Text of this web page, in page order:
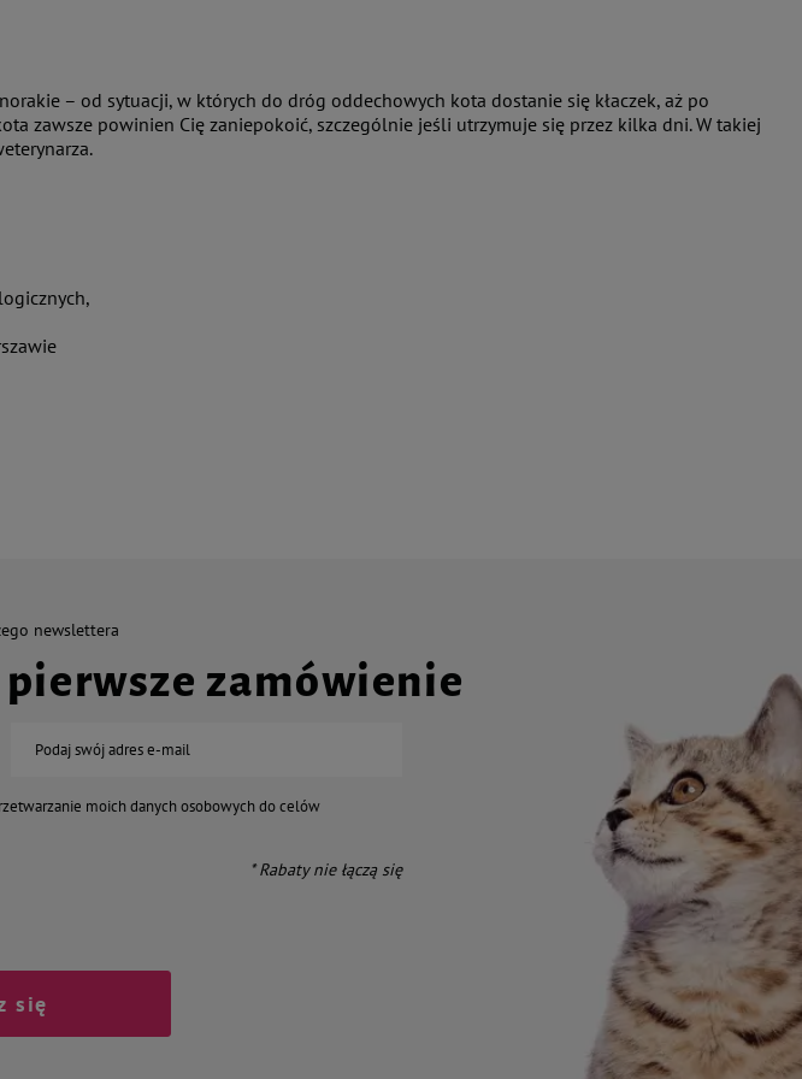
– od sytuacji, w których do dróg oddechowych kota dostanie się kłaczek, aż po
zawsze powinien Cię zaniepokoić, szczególnie jeśli utrzymuje się przez kilka dni. W takiej
newslettera
zamówienie
Podaj swój adres e-mail
moich danych osobowych do celów
* Rabaty nie łączą się
się